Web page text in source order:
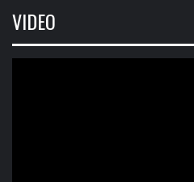
VIDEO